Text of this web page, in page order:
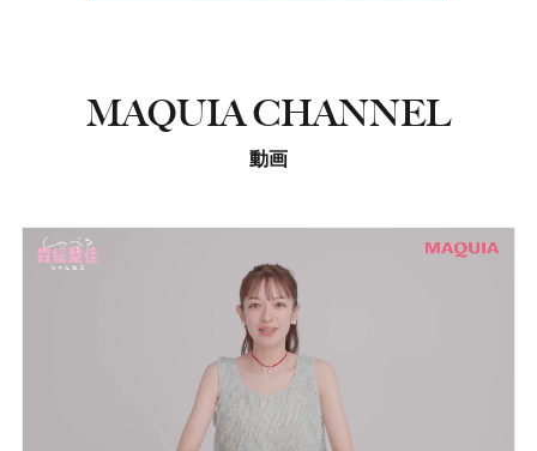
MAQUIA CHANNEL
動画